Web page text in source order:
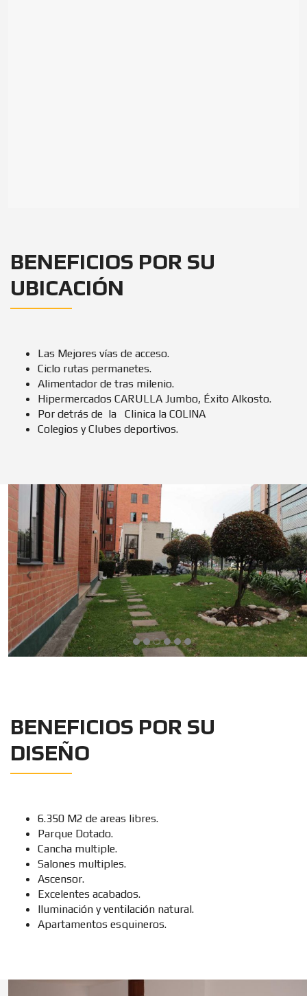
BENEFICIOS POR SU
UBICACIÓN
Las Mejores vías de acceso.
Ciclo rutas permanetes.
Alimentador de tras milenio.
Hipermercados CARULLA Jumbo, Éxito Alkosto.
Por detrás de la Clinica la COLINA
Colegios y Clubes deportivos.
BENEFICIOS POR SU
DISEÑO
6.350 M2 de areas libres.
Parque Dotado.
Cancha multiple.
Salones multiples.
Ascensor.
Excelentes acabados.
Iluminación y ventilación natural.
Apartamentos esquineros.